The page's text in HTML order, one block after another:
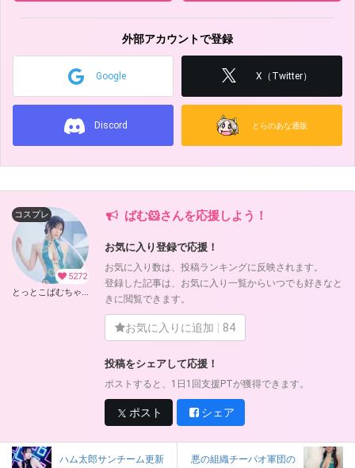
外部アカウントで登録
Google X（Twitter）
Discord とらのあな通販
5272
コスプレ
とっとこばむちゃんず (ばむ🐹)
ばむ🐹さんを応援しよう！
お気に入り登録で応援！
お気に入り数は、投稿ランキングに反映されます。
登録した記事は、お気に入り一覧からいつでも好きなと
きに閲覧できます。
お気に入りに追加 84
投稿をシェアして応援！
ポストすると、1日1回支援PTが獲得できます。
ポスト シェア
ハム太郎サンチーム更新
悪の組織チーパオ軍団の